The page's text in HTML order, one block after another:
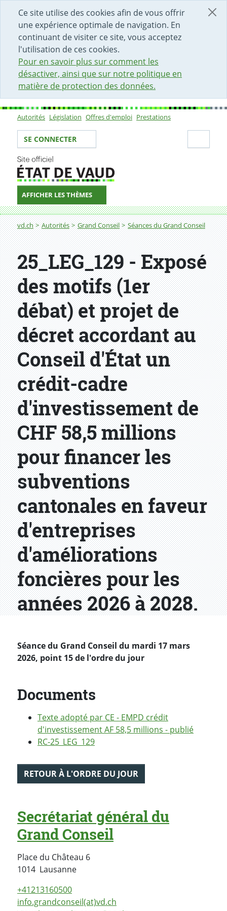
Ce site utilise des cookies afin de vous offrir
une expérience optimale de navigation. En
continuant de visiter ce site, vous acceptez
l'utilisation de ces cookies.
Pour en savoir plus sur comment les
désactiver, ainsi que sur notre politique en
matière de protection des données.
DÉBUT DU CONTENU DE LA PAGE
ACCÈS AU CHAMP DE RECHERCHE
PAGE D'ACCUEIL
FORMULAIRE DE CONTACT
Sous-navigation
Autorités Législation Offres d'emploi Prestations
Votre identité
SE CONNECTER
AFFICHER LES THÈMES
Fil d'Ariane
vd.ch Autorités Grand Conseil Séances du Grand Conseil
25_LEG_129 - Exposé
des motifs (1er
débat) et projet de
décret accordant au
Conseil d'État un
crédit-cadre
d'investissement de
CHF 58,5 millions
pour financer les
subventions
cantonales en faveur
d'entreprises
d'améliorations
foncières pour les
années 2026 à 2028.
Séance du Grand Conseil du mardi 17 mars
2026, point 15 de l'ordre du jour
Documents
Texte adopté par CE - EMPD crédit
d'investissement AF 58,5 millions - publié
RC-25_LEG_129
RETOUR À L'ORDRE DU JOUR
Secrétariat général du
Grand Conseil
Place du Château 6
1014 LausanneSuisse
+41213160500
info.grandconseil(at)vd.ch